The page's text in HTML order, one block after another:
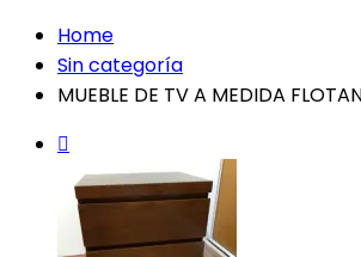
Home
Sin categoría
MUEBLE DE TV A MEDIDA